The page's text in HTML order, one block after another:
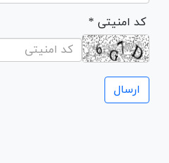
* کد امنیتی